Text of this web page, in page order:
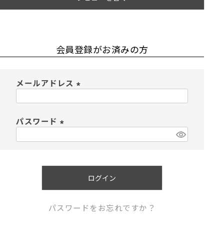
会員登録がお済みの方
メールアドレス
パスワード
ログイン
パスワードをお忘れですか？